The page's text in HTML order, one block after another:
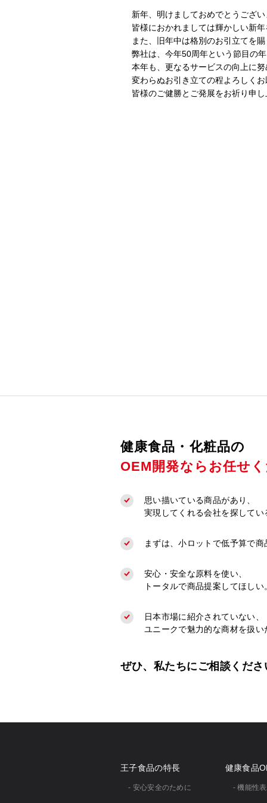
新年、明けましておめでとうござ
皆様におかれましては輝かしい新
また、旧年中は格別のお引立てを
弊社は、今年50周年という節目の
本年も、更なるサービスの向上に
変わらぬお引き立ての程よろしく
皆様のご健勝とご発展をお祈り申
健康食品・化粧品の
OEM開発ならお任せ
思い描いている商品があり、
実現してくれる会社を探してい
まずは、小ロットで低予算で
安心・安全な原料を使い、
トータルで商品提案してほしい
日本市場に紹介されていない、
ユニークで魅力的な商材を扱い
ぜひ、私たちにご相談くださ
王子食品の特長
- 安心安全のために
健康食品
- 機能性